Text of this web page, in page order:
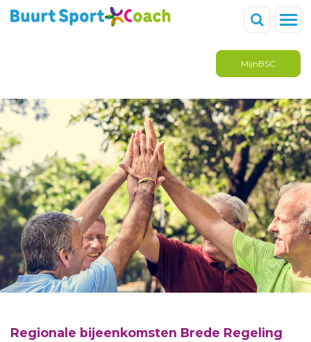
MijnBSC
Regionale bijeenkomsten Brede Regeling